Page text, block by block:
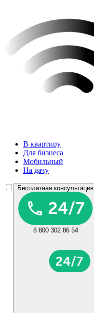
В квартиру
Для бизнеса
Мобильный
На дачу
Бесплатная консультация
8 800 302 86 54